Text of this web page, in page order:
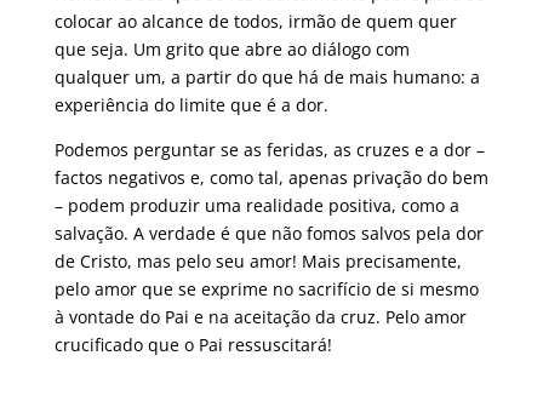
colocar ao alcance de todos, irmão de quem quer
que seja. Um grito que abre ao diálogo com
qualquer um, a partir do que há de mais humano: a
experiência do limite que é a dor.
Podemos perguntar se as feridas, as cruzes e a dor –
factos negativos e, como tal, apenas privação do bem
– podem produzir uma realidade positiva, como a
salvação. A verdade é que não fomos salvos pela dor
de Cristo, mas pelo seu amor! Mais precisamente,
pelo amor que se exprime no sacrifício de si mesmo
à vontade do Pai e na aceitação da cruz. Pelo amor
crucificado que o Pai ressuscitará!